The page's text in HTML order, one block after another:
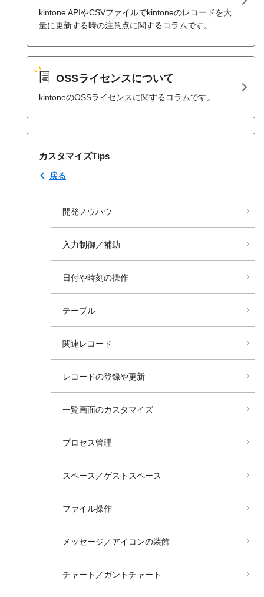
カスタマイズTips
戻る
開発ノウハウ
入力制御／補助
日付や​時刻の​操作
テーブル
関連レコード
レコードの​登録や​更新
一覧画面の​カスタマイズ
プロセス管理
スペース／ゲストスペース
ファイル操作
メッセージ／アイコンの​装飾
チャート／ガントチャート
kintone APIやCSVファイルでkintoneのレコードを大
量に更新する時の注意点に関するコラムです。
OSSライセンスについて
kintoneのOSSライセンスに関するコラムです。